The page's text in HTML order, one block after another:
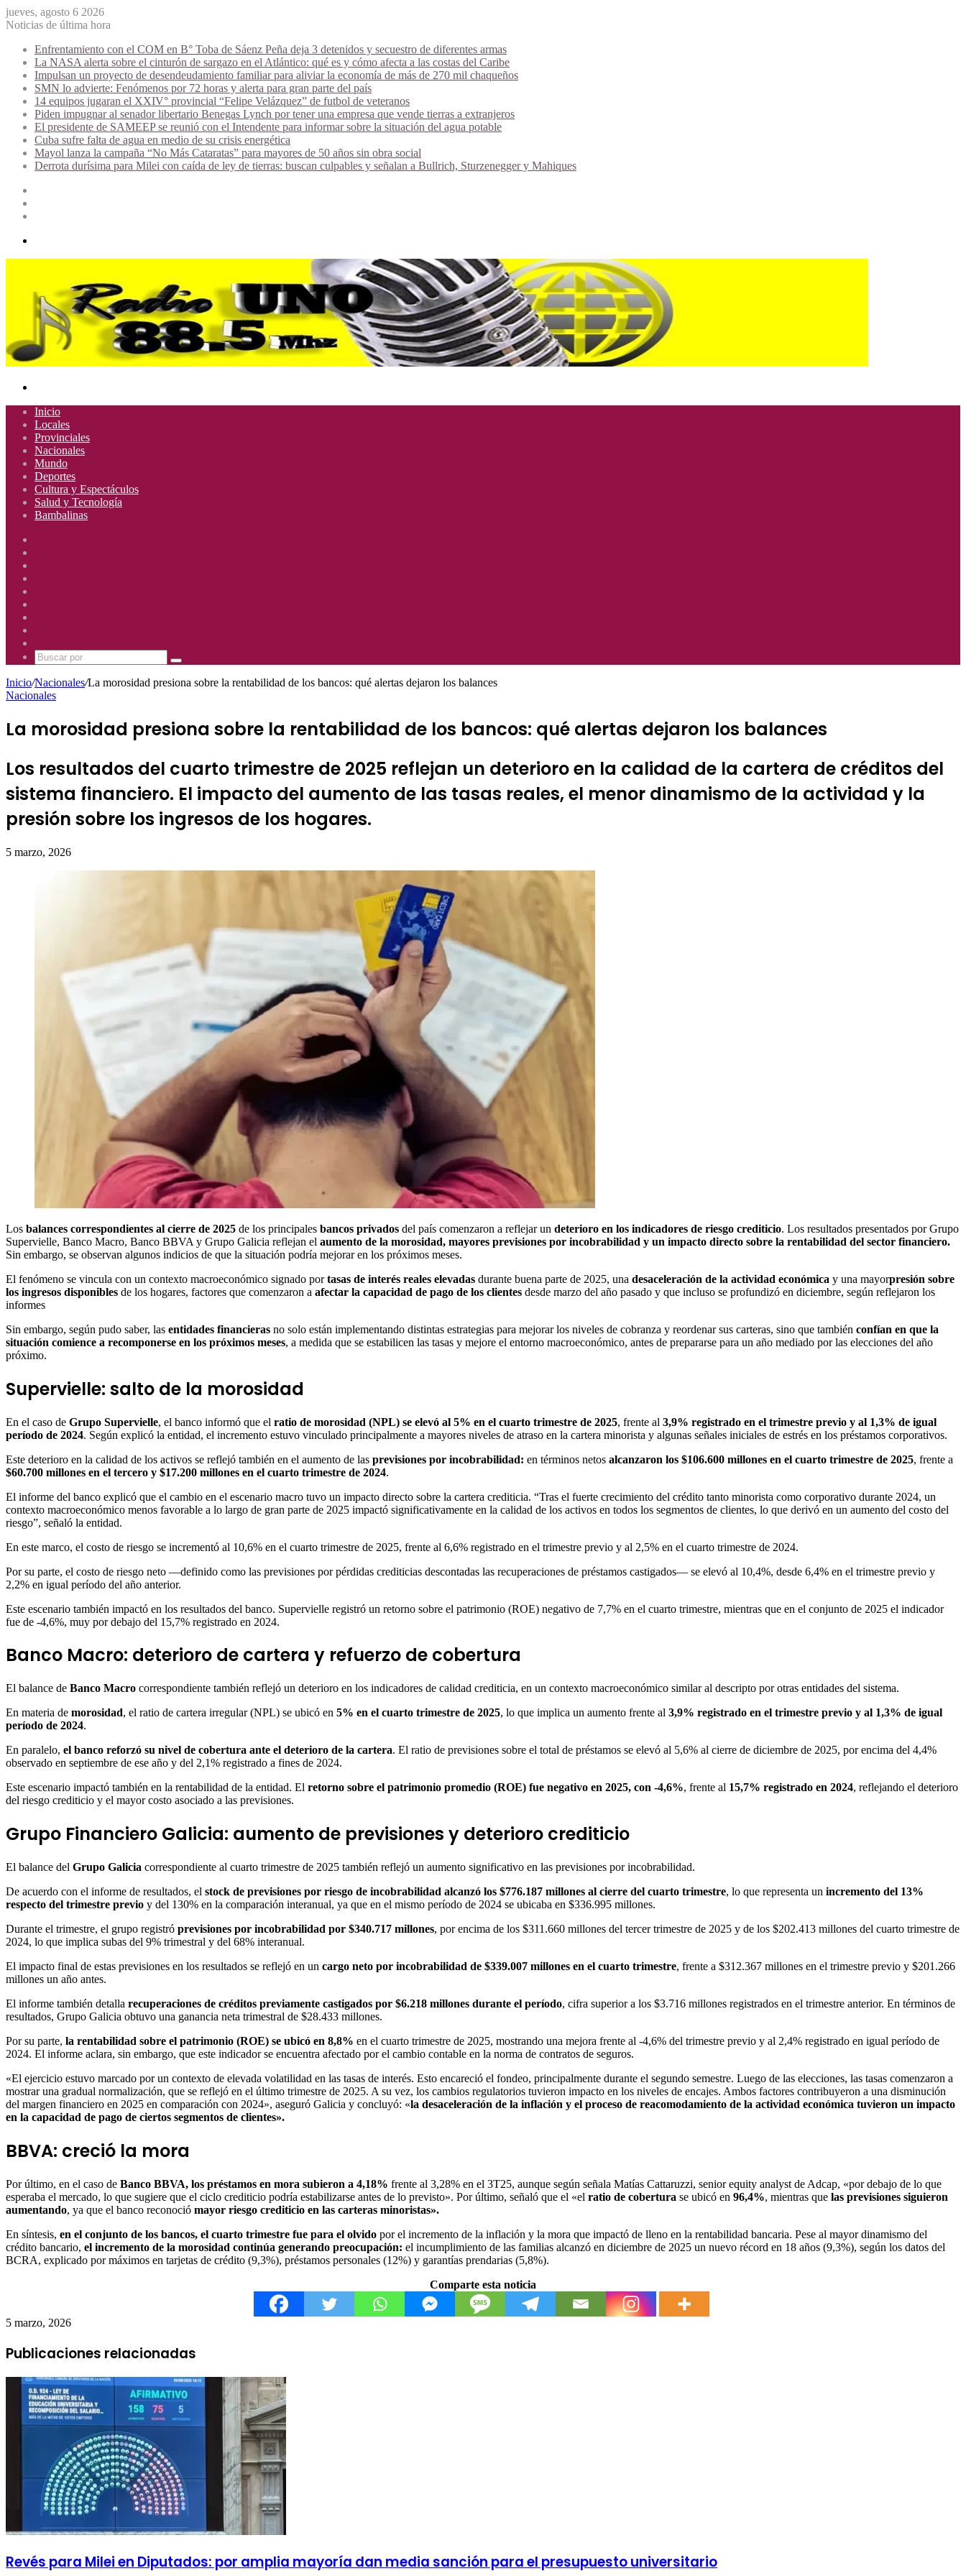
jueves, agosto 6 2026
Noticias de última hora
Enfrentamiento con el COM en B° Toba de Sáenz Peña deja 3 detenidos y secuestro de diferentes armas
La NASA alerta sobre el cinturón de sargazo en el Atlántico: qué es y cómo afecta a las costas del Caribe
Impulsan un proyecto de desendeudamiento familiar para aliviar la economía de más de 270 mil chaqueños
SMN lo advierte: Fenómenos por 72 horas y alerta para gran parte del país
14 equipos jugaran el XXIV° provincial “Felipe Velázquez” de futbol de veteranos
Piden impugnar al senador libertario Benegas Lynch por tener una empresa que vende tierras a extranjeros
El presidente de SAMEEP se reunió con el Intendente para informar sobre la situación del agua potable
Cuba sufre falta de agua en medio de su crisis energética
Mayol lanza la campaña “No Más Cataratas” para mayores de 50 años sin obra social
Derrota durísima para Milei con caída de ley de tierras: buscan culpables y señalan a Bullrich, Sturzenegger y Mahiques
Inicio
Locales
Provinciales
Nacionales
Mundo
Deportes
Cultura y Espectáculos
Salud y Tecnología
Bambalinas
Mhz
885
Mhz
Uno
885
Mhz
Buscar
Inicio/Nacionales/La morosidad presiona sobre la rentabilidad de los bancos: qué alertas dejaron los balances
Nacionales
La morosidad presiona sobre la rentabilidad de los bancos: qué alertas dejaron los balances
Los resultados del cuarto trimestre de 2025 reflejan un deterioro en la calidad de la cartera de créditos del
sistema financiero. El impacto del aumento de las tasas reales, el menor dinamismo de la actividad y la
presión sobre los ingresos de los hogares.
5 marzo, 2026
Los balances correspondientes al cierre de 2025 de los principales bancos privados del país comenzaron a reflejar un deterioro en los indicadores de riesgo crediticio. Los resultados presentados por Grupo
Supervielle, Banco Macro, Banco BBVA y Grupo Galicia reflejan el aumento de la morosidad, mayores previsiones por incobrabilidad y un impacto directo sobre la rentabilidad del sector financiero.
Sin embargo, se observan algunos indicios de que la situación podría mejorar en los próximos meses.
El fenómeno se vincula con un contexto macroeconómico signado portasas de interés reales elevadas durante buena parte de 2025, una desaceleración de la actividad económica y una mayorpresión sobre
los ingresos disponibles de los hogares, factores que comenzaron a afectar la capacidad de pago de los clientes desde marzo del año pasado y que incluso se profundizó en diciembre, según reflejaron los
informes
Sin embargo, según pudo saber, las entidades financieras no solo están implementando distintas estrategias para mejorar los niveles de cobranza y reordenar sus carteras, sino que también confían en que la
situación comience a recomponerse en los próximos meses, a medida que se estabilicen las tasas y mejore el entorno macroeconómico, antes de prepararse para un año mediado por las elecciones del año
próximo.
Supervielle: salto de la morosidad
En el caso de Grupo Supervielle, el banco informó que el ratio de morosidad (NPL) se elevó al 5% en el cuarto trimestre de 2025, frente al 3,9% registrado en el trimestre previo y al 1,3% de igual
período de 2024. Según explicó la entidad, el incremento estuvo vinculado principalmente a mayores niveles de atraso en la cartera minorista y algunas señales iniciales de estrés en los préstamos corporativos.
Este deterioro en la calidad de los activos se reflejó también en el aumento de las previsiones por incobrabilidad: en términos netos alcanzaron los $106.600 millones en el cuarto trimestre de 2025, frente a
$60.700 millones en el tercero y $17.200 millones en el cuarto trimestre de 2024.
El informe del banco explicó que el cambio en el escenario macro tuvo un impacto directo sobre la cartera crediticia. “Tras el fuerte crecimiento del crédito tanto minorista como corporativo durante 2024, un
contexto macroeconómico menos favorable a lo largo de gran parte de 2025 impactó significativamente en la calidad de los activos en todos los segmentos de clientes, lo que derivó en un aumento del costo del
riesgo”, señaló la entidad.
En este marco, el costo de riesgo se incrementó al 10,6% en el cuarto trimestre de 2025, frente al 6,6% registrado en el trimestre previo y al 2,5% en el cuarto trimestre de 2024.
Por su parte, el costo de riesgo neto —definido como las previsiones por pérdidas crediticias descontadas las recuperaciones de préstamos castigados— se elevó al 10,4%, desde 6,4% en el trimestre previo y
2,2% en igual período del año anterior.
Este escenario también impactó en los resultados del banco. Supervielle registró un retorno sobre el patrimonio (ROE) negativo de 7,7% en el cuarto trimestre, mientras que en el conjunto de 2025 el indicador
fue de -4,6%, muy por debajo del 15,7% registrado en 2024.
Banco Macro: deterioro de cartera y refuerzo de cobertura
El balance de Banco Macro correspondiente también reflejó un deterioro en los indicadores de calidad crediticia, en un contexto macroeconómico similar al descripto por otras entidades del sistema.
En materia de morosidad, el ratio de cartera irregular (NPL) se ubicó en 5% en el cuarto trimestre de 2025, lo que implica un aumento frente al 3,9% registrado en el trimestre previo y al 1,3% de igual
período de 2024.
En paralelo, el banco reforzó su nivel de cobertura ante el deterioro de la cartera. El ratio de previsiones sobre el total de préstamos se elevó al 5,6% al cierre de diciembre de 2025, por encima del 4,4%
observado en septiembre de ese año y del 2,1% registrado a fines de 2024.
Este escenario impactó también en la rentabilidad de la entidad. El retorno sobre el patrimonio promedio (ROE) fue negativo en 2025, con -4,6%, frente al 15,7% registrado en 2024, reflejando el deterioro
del riesgo crediticio y el mayor costo asociado a las previsiones.
Grupo Financiero Galicia: aumento de previsiones y deterioro crediticio
El balance del Grupo Galicia correspondiente al cuarto trimestre de 2025 también reflejó un aumento significativo en las previsiones por incobrabilidad.
De acuerdo con el informe de resultados, el stock de previsiones por riesgo de incobrabilidad alcanzó los $776.187 millones al cierre del cuarto trimestre, lo que representa un incremento del 13%
respecto del trimestre previo y del 130% en la comparación interanual, ya que en el mismo período de 2024 se ubicaba en $336.995 millones.
Durante el trimestre, el grupo registró previsiones por incobrabilidad por $340.717 millones, por encima de los $311.660 millones del tercer trimestre de 2025 y de los $202.413 millones del cuarto trimestre de
2024, lo que implica subas del 9% trimestral y del 68% interanual.
El impacto final de estas previsiones en los resultados se reflejó en un cargo neto por incobrabilidad de $339.007 millones en el cuarto trimestre, frente a $312.367 millones en el trimestre previo y $201.266
millones un año antes.
El informe también detalla recuperaciones de créditos previamente castigados por $6.218 millones durante el período, cifra superior a los $3.716 millones registrados en el trimestre anterior. En términos de
resultados, Grupo Galicia obtuvo una ganancia neta trimestral de $28.433 millones.
Por su parte, la rentabilidad sobre el patrimonio (ROE) se ubicó en 8,8% en el cuarto trimestre de 2025, mostrando una mejora frente al -4,6% del trimestre previo y al 2,4% registrado en igual período de
2024. El informe aclara, sin embargo, que este indicador se encuentra afectado por el cambio contable en la norma de contratos de seguros.
«El ejercicio estuvo marcado por un contexto de elevada volatilidad en las tasas de interés. Esto encareció el fondeo, principalmente durante el segundo semestre. Luego de las elecciones, las tasas comenzaron a
mostrar una gradual normalización, que se reflejó en el último trimestre de 2025. A su vez, los cambios regulatorios tuvieron impacto en los niveles de encajes. Ambos factores contribuyeron a una disminución
del margen financiero en 2025 en comparación con 2024», aseguró Galicia y concluyó: «la desaceleración de la inflación y el proceso de reacomodamiento de la actividad económica tuvieron un impacto
en la capacidad de pago de ciertos segmentos de clientes».
BBVA: creció la mora
Por último, en el caso de Banco BBVA, los préstamos en mora subieron a 4,18% frente al 3,28% en el 3T25, aunque según señala Matías Cattaruzzi, senior equity analyst de Adcap, «por debajo de lo que
esperaba el mercado, lo que sugiere que el ciclo crediticio podría estabilizarse antes de lo previsto». Por último, señaló que el «el ratio de cobertura se ubicó en 96,4%, mientras que las previsiones siguieron
aumentando, ya que el banco reconoció mayor riesgo crediticio en las carteras minoristas».
En síntesis, en el conjunto de los bancos, el cuarto trimestre fue para el olvido por el incremento de la inflación y la mora que impactó de lleno en la rentabilidad bancaria. Pese al mayor dinamismo del
crédito bancario, el incremento de la morosidad continúa generando preocupación: el incumplimiento de las familias alcanzó en diciembre de 2025 un nuevo récord en 18 años (9,3%), según los datos del
BCRA, explicado por máximos en tarjetas de crédito (9,3%), préstamos personales (12%) y garantías prendarias (5,8%).
Comparte esta noticia
5 marzo, 2026
Publicaciones relacionadas
Revés para Milei en Diputados: por amplia mayoría dan media sanción para el presupuesto universitario